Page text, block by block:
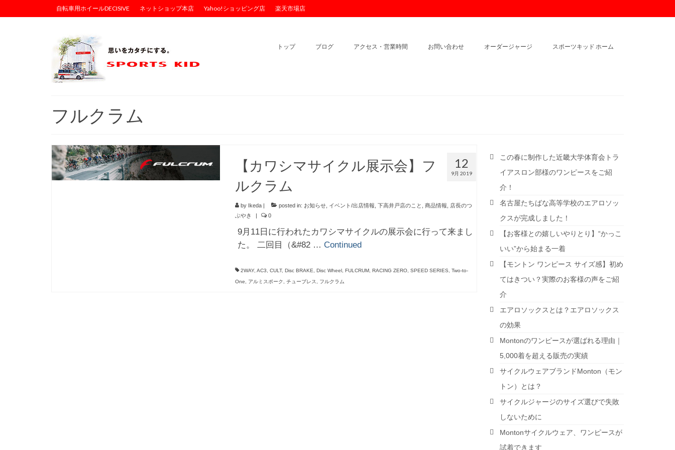
自転車用ホイールDECISIVE ネットショップ本店 Yahoo!ショッピング店 楽天市場店
トップ ブログ アクセス・営業時間 お問い合わせ オーダージャージ スポーツキッド ホーム
フルクラム
12
9月 2019
【カワシマサイクル展示会】フ
ルクラム
by Ikeda| posted in: お知らせ, イベント/出店情報 下高井戸店のこと 商品情報
店長のつ
ぶやき
| 0
9月11日に行われたカワシマサイクルの展示会に行って来まし
た。 二回目（&#82 … Continued
2WAY, AC3 CULT, Disc BRAKE Disc Wheel, FULCRUM, RACING ZERO, SPEED SERIES
Two-to-
One
アルミスポーク チューブレス フルクラム
この春に制作した近畿大学体育会トラ
イアスロン部様のワンピースをご紹
介！
名古屋たちばな高等学校のエアロソッ
クスが完成しました！
【お客様との嬉しいやりとり】“かっこ
いい”から始まる一着
【モントン ワンピース サイズ感】初め
てはきつい？実際のお客様の声をご紹
介
エアロソックスとは？エアロソックス
の効果
Montonのワンピースが選ばれる理由｜
5,000着を超える販売の実績
サイクルウェアブランドMonton（モン
トン）とは？
サイクルジャージのサイズ選びで失敗
しないために
Montonサイクルウェア、ワンピースが
試着できます